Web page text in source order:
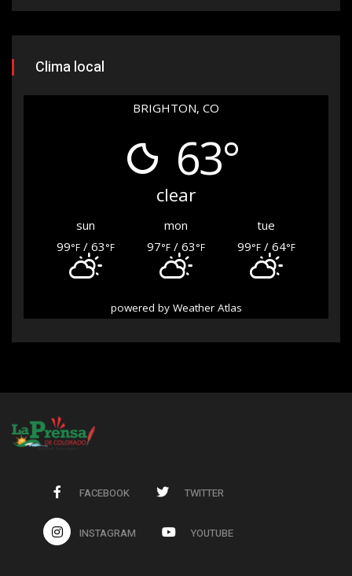
Clima local
BRIGHTON, CO
63°
clear
sun mon
tue
99°F / 63°F 97°F/ 63°F 99°F/ 64°F
powered by Weather Atlas
FACEBOOK TWITTER
INSTAGRAM YOUTUBE